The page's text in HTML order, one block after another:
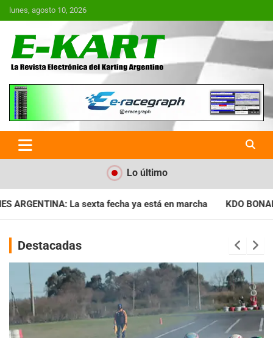
Saltar
al
lunes, agosto 10, 2026
E-Kart.com.ar | La Revista
Electrónica del Karting en
Argentina
Lo último
ya está en marcha KDO BONAERENSE: Con la vara bien
Destacadas